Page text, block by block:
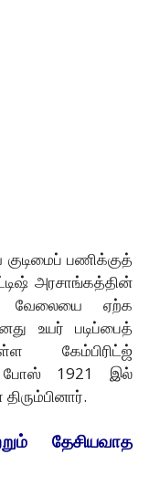
பணிக்குத்
அரசாங்கத்தின்
வேலையை ஏற்க
உயர் படிப்பைத்
கேம்பிரிட்ஜ்
போஸ் 1921 இல்
தேசியவாத